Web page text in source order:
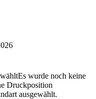
Es wurde noch keine
Druckposition
ausgewählt.